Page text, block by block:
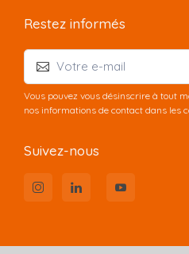
Restez informés
Vous pouvez vous désinscrire à tout
nos informations de contact dans les
Suivez-nous